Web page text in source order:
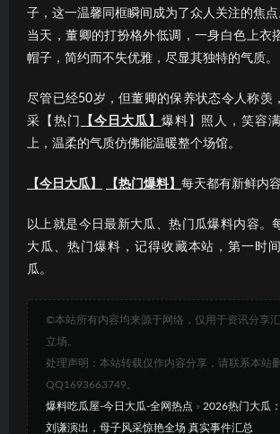
子，这一温馨同框瞬间成为了众人关注的焦点
当天，董卿的打扮格外低调，一身白色上衣
帽子，简约而不失优雅，尽显其独特的气质。
尽管已经50岁，但董卿的保养状态令人称羡
采【热门
【今日大瓜】 爆料】照人，笑容
上，温柔的气质仿佛能温暖整个场馆。
【今日大瓜】 【热门爆料】 每天都有新鲜内容
以上就是今日最新大瓜、热门瓜爆料内容。
大瓜、热门爆料，记得收藏本站，第一时
瓜。
©本站所有内容均来源于网络，仅用于资讯分享
立场。
处理声明：本站转载仅作内容分享，请联系本站
QQ1693663749。
爆料吃瓜屋-今日大瓜-全网热点 » 2026热门大瓜
刘谦演出，母子风采惊艳全场 真实事件汇总